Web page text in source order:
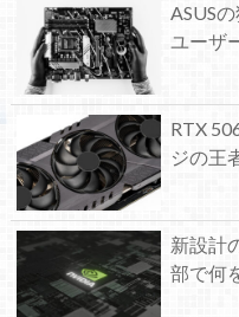
ASUS
ユーザ
RTX
ジの王
新設計
部で何